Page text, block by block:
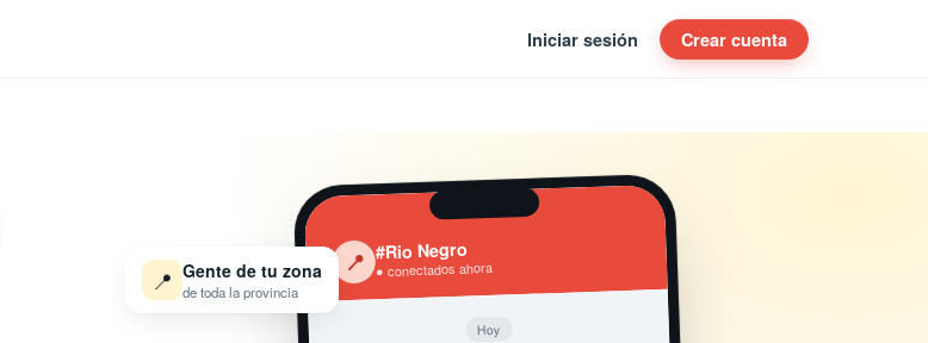
Iniciar sesión Crear cuenta
📍 #Rio Negro
● conectados ahora
Hoy
📍 Gente de tu zona
de toda la provincia